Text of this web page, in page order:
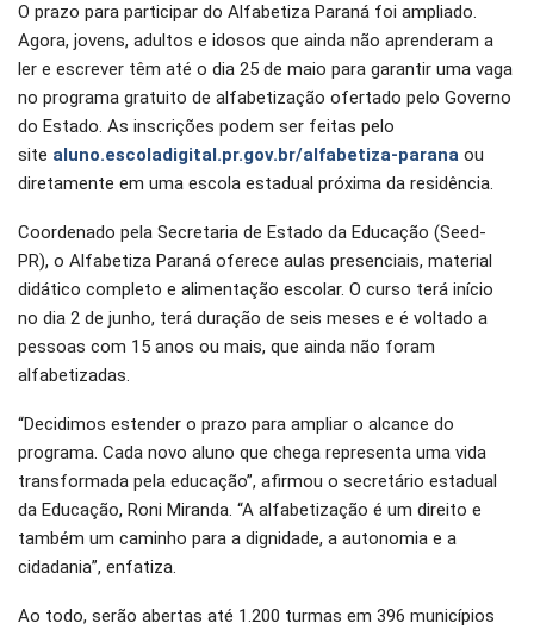
WhatsApp Pinterest
O prazo para participar do Alfabetiza Paraná foi ampliado.
Agora, jovens, adultos e idosos que ainda não aprenderam a
ler e escrever têm até o dia 25 de maio para garantir uma vaga
no programa gratuito de alfabetização ofertado pelo Governo
do Estado. As inscrições podem ser feitas pelo
site aluno.escoladigital.pr.gov.br/alfabetiza-parana ou
diretamente em uma escola estadual próxima da residência.
Coordenado pela Secretaria de Estado da Educação (Seed-
PR), o Alfabetiza Paraná oferece aulas presenciais, material
didático completo e alimentação escolar. O curso terá início
no dia 2 de junho, terá duração de seis meses e é voltado a
pessoas com 15 anos ou mais, que ainda não foram
alfabetizadas.
“Decidimos estender o prazo para ampliar o alcance do
programa. Cada novo aluno que chega representa uma vida
transformada pela educação”, afirmou o secretário estadual
da Educação, Roni Miranda. “A alfabetização é um direito e
também um caminho para a dignidade, a autonomia e a
cidadania”, enfatiza.
Ao todo, serão abertas até 1.200 turmas em 396 municípios